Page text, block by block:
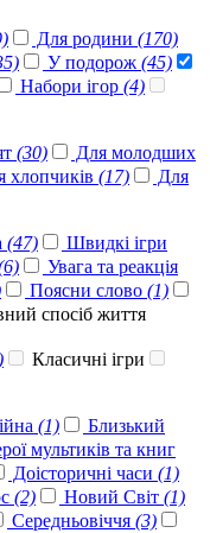
Для родини (170)
У подорож (45)
Набори ігор (4)
(30)
Для молодших
хлопчиків (17)
Для
(47)
Швидкі ігри
Увага та реакція
Поясни слово (1)
спосіб життя
Класичні ігри
(1)
Близький
мультиків та книг
Доісторичні часи (1)
(2) Новий Світ (1)
Середньовіччя (3)